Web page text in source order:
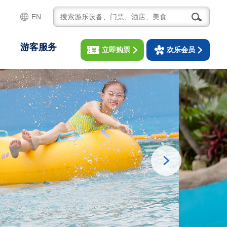
游客服务
EN
立即购票 欢乐会员